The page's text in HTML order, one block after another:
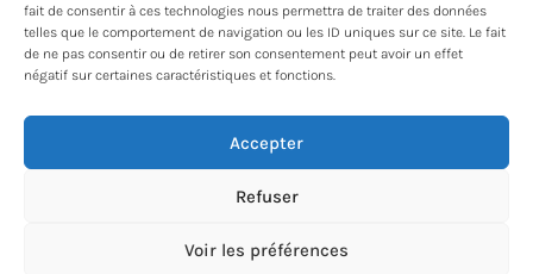
fait de consentir à ces technologies nous permettra de traiter des données
telles que le comportement de navigation ou les ID uniques sur ce site. Le fait
de ne pas consentir ou de retirer son consentement peut avoir un effet
négatif sur certaines caractéristiques et fonctions.
Accepter
Refuser
Voir les préférences
Découvrez le Back office
Découvrez le Loader -MDM
Participez à nos formations !